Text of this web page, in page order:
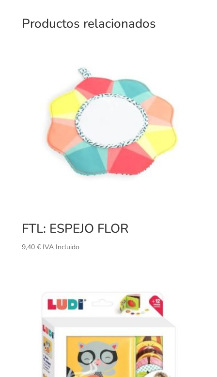
Productos relacionados
FTL: ESPEJO FLOR
9,40 € IVA Incluido